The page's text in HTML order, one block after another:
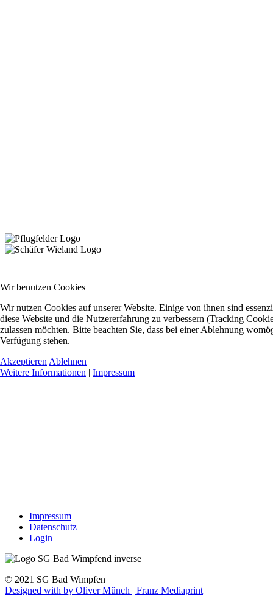
Impressum
Datenschutz
Login
© 2021 SG Bad Wimpfen
Designed with by Oliver Münch | Franz Mediaprint
Wir benutzen Cookies
Wir nutzen Cookies auf unserer Website. Einige von ihnen sind
diese Website und die Nutzererfahrung zu verbessern (Tracking
zulassen möchten. Bitte beachten Sie, dass bei einer Ablehnung
Verfügung stehen.
Akzeptieren Ablehnen
Weitere Informationen | Impressum